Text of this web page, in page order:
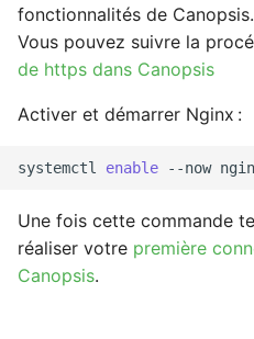
fonctionnalités de Canopsis.
Vous pouvez suivre la
de https dans Canopsis
Activer et démarrer Nginx :
systemctl enable --now
Une fois cette commande
réaliser votre première
Canopsis.